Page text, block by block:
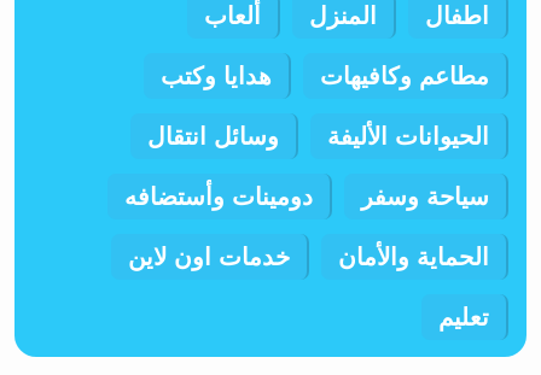
اطفال المنزل ألعاب
مطاعم وكافيهات هدايا وكتب
الحيوانات الأليفة وسائل انتقال
سياحة وسفر دومينات وأستضافه
الحماية والأمان خدمات اون لاين
تعليم